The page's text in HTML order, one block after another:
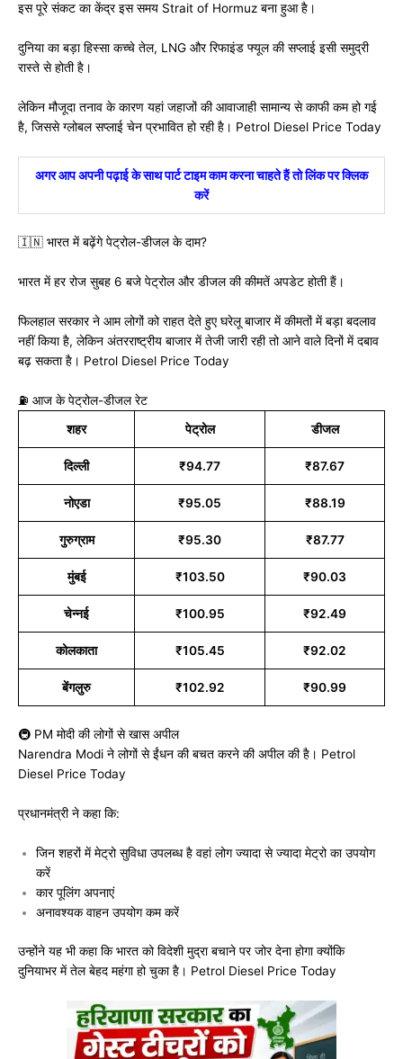
इस पूरे संकट का केंद्र इस समय Strait of Hormuz बना हुआ है।
दुनिया का बड़ा हिस्सा कच्चे तेल, LNG और रिफाइंड फ्यूल की सप्लाई इसी समुद्री
रास्ते से होती है।
लेकिन मौजूदा तनाव के कारण यहां जहाजों की आवाजाही सामान्य से काफी कम हो गई
है, जिससे ग्लोबल सप्लाई चेन प्रभावित हो रही है। Petrol Diesel Price Today
अगर आप अपनी पढ़ाई के साथ पार्ट टाइम काम करना चाहते हैं तो लिंक पर क्लिक
करें
🇮🇳 भारत में बढ़ेंगे पेट्रोल-डीजल के दाम?
भारत में हर रोज सुबह 6 बजे पेट्रोल और डीजल की कीमतें अपडेट होती हैं।
फिलहाल सरकार ने आम लोगों को राहत देते हुए घरेलू बाजार में कीमतों में बड़ा बदलाव
नहीं किया है, लेकिन अंतरराष्ट्रीय बाजार में तेजी जारी रही तो आने वाले दिनों में दबाव
बढ़ सकता है। Petrol Diesel Price Today
⛽ आज के पेट्रोल-डीजल रेट
शहर
पेट्रोल डीजल
दिल्ली ₹94.77 ₹87.67
नोएडा ₹95.05 ₹88.19
गुरुग्राम ₹95.30 ₹87.77
मुंबई ₹103.50 ₹90.03
चेन्नई ₹100.95 ₹92.49
कोलकाता ₹105.45 ₹92.02
बेंगलुरु ₹102.92 ₹90.99
🚇 PM मोदी की लोगों से खास अपील
Narendra Modi ने लोगों से ईंधन की बचत करने की अपील की है। Petrol
Diesel Price Today
प्रधानमंत्री ने कहा कि:
जिन शहरों में मेट्रो सुविधा उपलब्ध है वहां लोग ज्यादा से ज्यादा मेट्रो का उपयोग
करें
कार पूलिंग अपनाएं
अनावश्यक वाहन उपयोग कम करें
उन्होंने यह भी कहा कि भारत को विदेशी मुद्रा बचाने पर जोर देना होगा क्योंकि
दुनियाभर में तेल बेहद महंगा हो चुका है। Petrol Diesel Price Today